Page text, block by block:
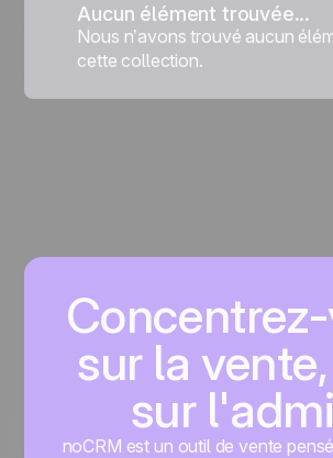
Aucun élément trouvée...
Nous n’avons trouvé aucun
cette collection.
sur la
sur
noCRM est un outil de vente